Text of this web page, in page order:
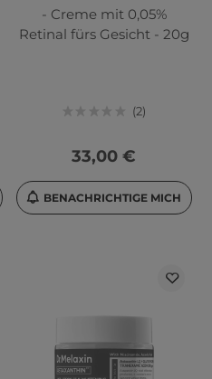
- Creme mit 0,05%
Retinal fürs Gesicht - 20g
2
33,00 €
BENACHRICHTIGE MICH